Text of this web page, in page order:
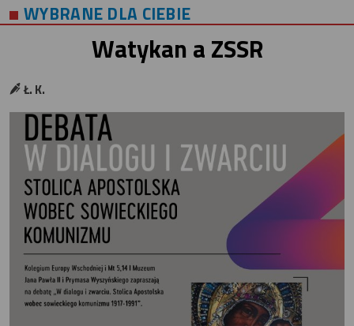
WYBRANE DLA CIEBIE
Watykan a ZSSR
Ł. K.